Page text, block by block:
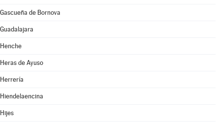
Gascueña de Bornova
Guadalajara
Henche
Heras de Ayuso
Herrería
Hiendelaencina
Hijes